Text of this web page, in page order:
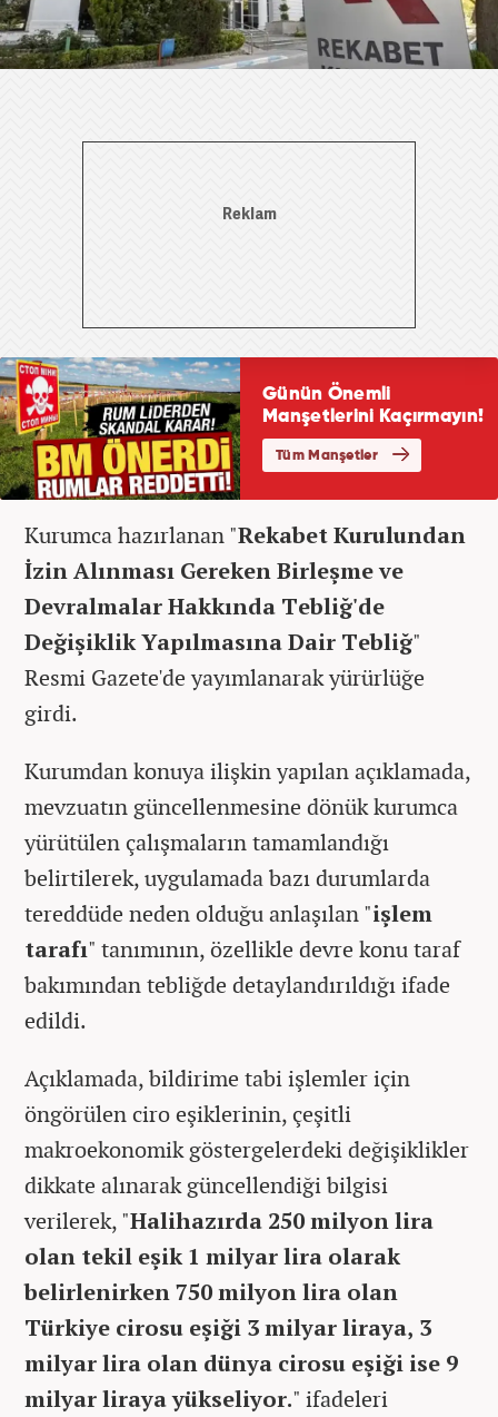
Kurumca hazırlanan "Rekabet Kurulundan
İzin Alınması Gereken Birleşme ve
Devralmalar Hakkında Tebliğ'de
Değişiklik Yapılmasına Dair Tebliğ"
Resmi Gazete'de yayımlanarak yürürlüğe
girdi.
Kurumdan konuya ilişkin yapılan açıklamada,
mevzuatın güncellenmesine dönük kurumca
yürütülen çalışmaların tamamlandığı
belirtilerek, uygulamada bazı durumlarda
tereddüde neden olduğu anlaşılan "işlem
tarafı" tanımının, özellikle devre konu taraf
bakımından tebliğde detaylandırıldığı ifade
edildi.
Açıklamada, bildirime tabi işlemler için
öngörülen ciro eşiklerinin, çeşitli
makroekonomik göstergelerdeki değişiklikler
dikkate alınarak güncellendiği bilgisi
verilerek, "Halihazırda 250 milyon lira
olan tekil eşik 1 milyar lira olarak
belirlenirken 750 milyon lira olan
Türkiye cirosu eşiği 3 milyar liraya, 3
milyar lira olan dünya cirosu eşiği ise 9
milyar liraya yükseliyor." ifadeleri